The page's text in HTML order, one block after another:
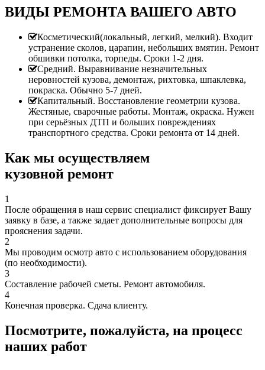
ВИДЫ РЕМОНТА ВАШЕГО АВТО
Косметический(локальный, легкий, мелкий). Входит
устранение сколов, царапин, небольших вмятин. Ремонт
обшивки потолка, торпеды. Сроки 1-2 дня.
Средний. Выравнивание незначительных
неровностей кузова, демонтаж, рихтовка, шпаклевка,
покраска. Обычно 5-7 дней.
Капитальный. Восстановление геометрии кузова.
Жестяные, сварочные работы. Монтаж, окраска. Нужен
при серьёзных ДТП и больших повреждениях
транспортного средства. Сроки ремонта от 14 дней.
Как мы осуществляем
кузовной ремонт
1
После обращения в наш сервис специалист фиксирует Вашу
заявку в базе, а также задает дополнительные вопросы для
прояснения задачи.
2
Мы проводим осмотр авто с использованием оборудования
(по необходимости).
3
Составление рабочей сметы. Ремонт автомобиля.
4
Конечная проверка. Сдача клиенту.
Посмотрите, пожалуйста, на процесс
наших работ